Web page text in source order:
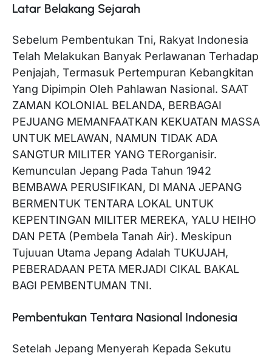
Latar Belakang Sejarah
Sebelum Pembentukan Tni, Rakyat Indonesia
Telah Melakukan Banyak Perlawanan Terhadap
Penjajah, Termasuk Pertempuran Kebangkitan
Yang Dipimpin Oleh Pahlawan Nasional. SAAT
ZAMAN KOLONIAL BELANDA, BERBAGAI
PEJUANG MEMANFAATKAN KEKUATAN MASSA
UNTUK MELAWAN, NAMUN TIDAK ADA
SANGTUR MILITER YANG TERorganisir.
Kemunculan Jepang Pada Tahun 1942
BEMBAWA PERUSIFIKAN, DI MANA JEPANG
BERMENTUK TENTARA LOKAL UNTUK
KEPENTINGAN MILITER MEREKA, YALU HEIHO
DAN PETA (Pembela Tanah Air). Meskipun
Tujuuan Utama Jepang Adalah TUKUJAH,
PEBERADAAN PETA MERJADI CIKAL BAKAL
BAGI PEMBENTUMAN TNI.
Pembentukan Tentara Nasional Indonesia
Setelah Jepang Menyerah Kepada Sekutu